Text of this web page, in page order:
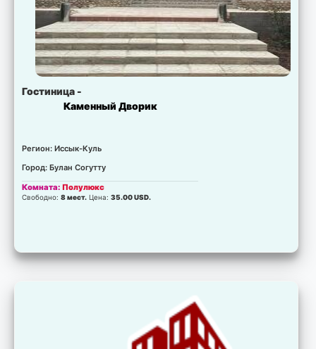
Комната: Люкс 3-х местный
Свободно:4 мест.Цена:45.00 USD.
Комната:Люкс 2-х местный
Свободно:4 комнат. Цена: 260.00 USD.
Комната:VIP 4-х местный сруб
Гостиница -
Каменный Дворик
Регион: Иссык-Куль
Город: Булан Согутту
Комната:Полулюкс
Свободно:8 мест. Цена:35.00 USD.